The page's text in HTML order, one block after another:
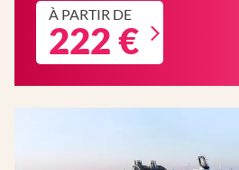
À PARTIR DE
222 €